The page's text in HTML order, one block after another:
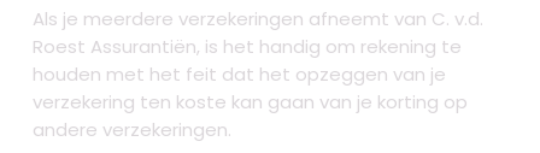
Als je meerdere verzekeringen afneemt van C. v.d.
Roest Assurantiën, is het handig om rekening te
houden met het feit dat het opzeggen van je
verzekering ten koste kan gaan van je korting op
andere verzekeringen.